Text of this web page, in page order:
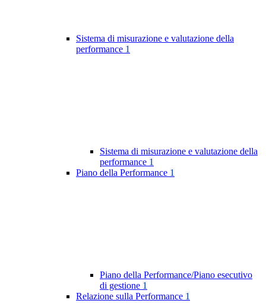
Sistema di misurazione e valutazione della
performance 1
Sistema di misurazione e valutazione della
performance 1
Piano della Performance 1
Piano della Performance/Piano esecutivo
di gestione 1
Relazione sulla Performance 1